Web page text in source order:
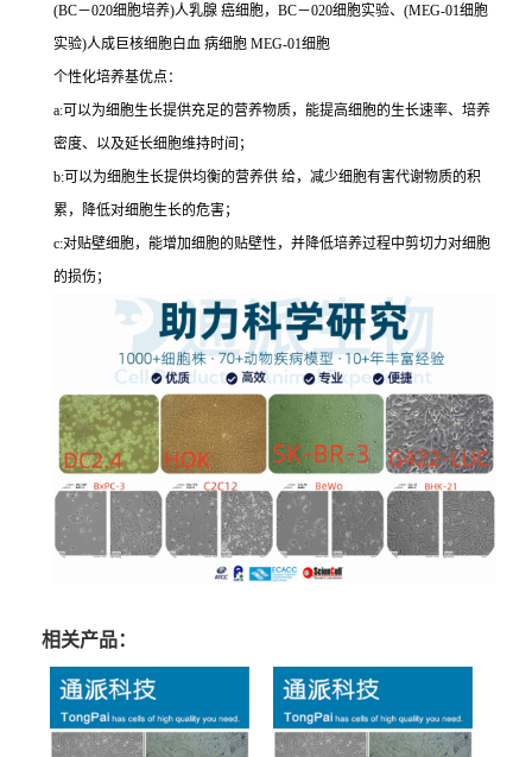
(BC－020细胞培养)人乳腺 癌细胞，BC－020细胞实验、(MEG-01细胞
实验)人成巨核细胞白血 病细胞 MEG-01细胞
个性化培养基优点：
a:可以为细胞生长提供充足的营养物质，能提高细胞的生长速率、培养
密度、以及延长细胞维持时间；
b:可以为细胞生长提供均衡的营养供 给，减少细胞有害代谢物质的积
累，降低对细胞生长的危害；
c:对贴壁细胞，能增加细胞的贴壁性，并降低培养过程中剪切力对细胞
的损伤；
相关产品：